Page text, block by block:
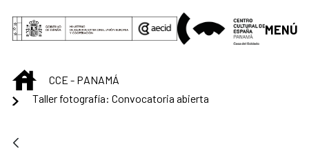
Skip to Main Content
MENÚ
INICIOCCE - PANAMÁ
Taller fotografía: Convocatoria abierta